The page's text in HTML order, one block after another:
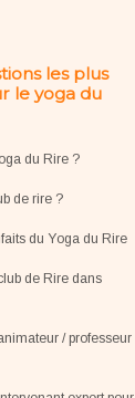
les plus
le yoga du
du Rire ?
de rire ?
du Yoga du Rire
de Rire dans
/ professeur